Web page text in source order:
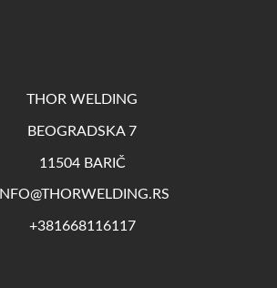
THOR WELDING
BEOGRADSKA 7
11504 BARIČ
INFO@THORWELDING.RS
+381668116117